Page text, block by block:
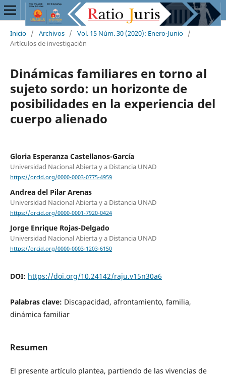
Inicio / Archivos / Vol. 15 Núm. 30 (2020): Enero-Junio /
Artículos de investigación
Dinámicas familiares en torno al
sujeto sordo: un horizonte de
posibilidades en la experiencia del
cuerpo alienado
Gloria Esperanza Castellanos-García
Universidad Nacional Abierta y a Distancia UNAD
https://orcid.org/0000-0003-0775-4959
Andrea del Pilar Arenas
Universidad Nacional Abierta y a Distancia UNAD
https://orcid.org/0000-0001-7920-0424
Jorge Enrique Rojas-Delgado
Universidad Nacional Abierta y a Distancia UNAD
https://orcid.org/0000-0003-1203-6150
DOI: https://doi.org/10.24142/raju.v15n30a6
Palabras clave: Discapacidad, afrontamiento, familia,
dinámica familiar
Resumen
El presente artículo plantea, partiendo de las vivencias de